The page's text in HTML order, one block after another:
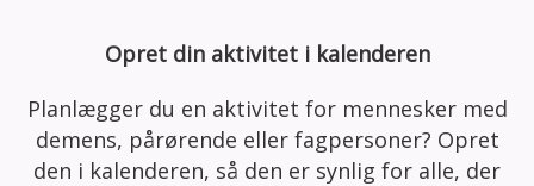
Opret din aktivitet i kalenderen
Planlægger du en aktivitet for mennesker med
demens, pårørende eller fagpersoner? Opret
den i kalenderen, så den er synlig for alle, der